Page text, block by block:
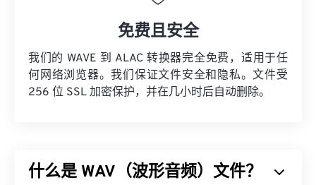
免费且安全
我们的 WAVE 到 ALAC 转换器完全免费，适用于任
何网络浏览器。我们保证文件安全和隐私。文件受
256 位 SSL 加密保护，并在几小时后自动删除。
什么是 WAV（波形音频）文件？